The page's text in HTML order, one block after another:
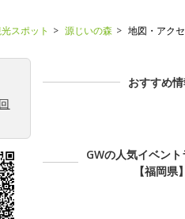
スポット 源じいの森 地図・アク
おすすめ
GWの人気イベン
【福岡県】